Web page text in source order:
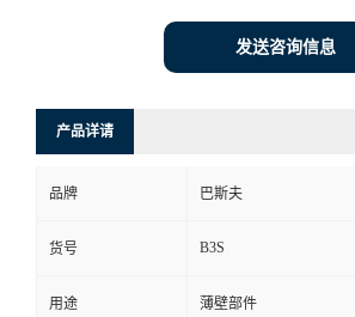
发送咨询信息
产品详请
品牌 巴斯夫
货号 B3S
用途 薄壁部件